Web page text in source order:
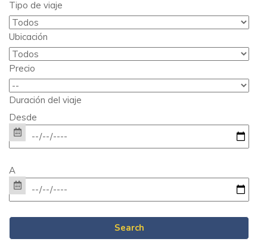
Tipo de viaje
Ubicación
Precio
Duración del viaje
Desde
A